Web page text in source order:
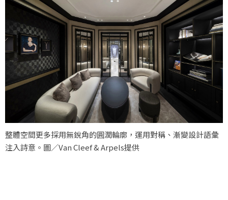
整體空間更多採用無銳角的圓潤輪廓，運用對稱、漸變設計語彙
注入詩意。圖／Van Cleef & Arpels提供